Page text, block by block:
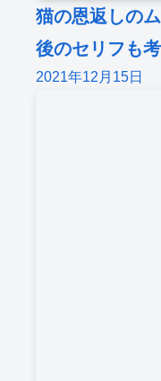
猫の恩返しの
後のセリフも
2021年12月15日